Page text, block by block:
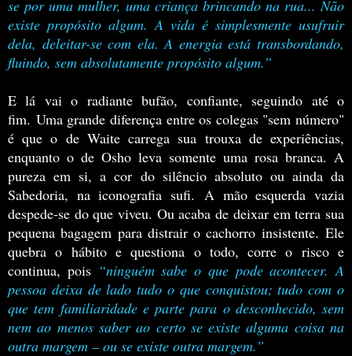
se por uma mulher, uma criança brincando na rua... Não
existe propósito algum. A vida é simplesmente usufruir
dela, deleitar-se com ela. A energia está transbordando,
fluindo, sem absolutamente propósito algum.”
E lá vai o radiante bufão, confiante, seguindo até o
fim. Uma grande diferença entre os colegas "sem número"
é que o de Waite carrega sua trouxa de experiências,
enquanto o de Osho leva somente uma rosa branca. A
pureza em si, a cor do silêncio absoluto ou ainda da
Sabedoria, na iconografia sufi. A mão esquerda vazia
despede-se do que viveu. Ou acaba de deixar em terra sua
pequena bagagem para distrair o cachorro insistente. Ele
quebra o hábito e questiona o todo, corre o risco e
continua, pois “ninguém sabe o que pode acontecer. A
pessoa deixa de lado tudo o que conquistou; tudo com o
que tem familiaridade e parte para o desconhecido, sem
nem ao menos saber ao certo se existe alguma coisa na
outra margem – ou se existe outra margem.”